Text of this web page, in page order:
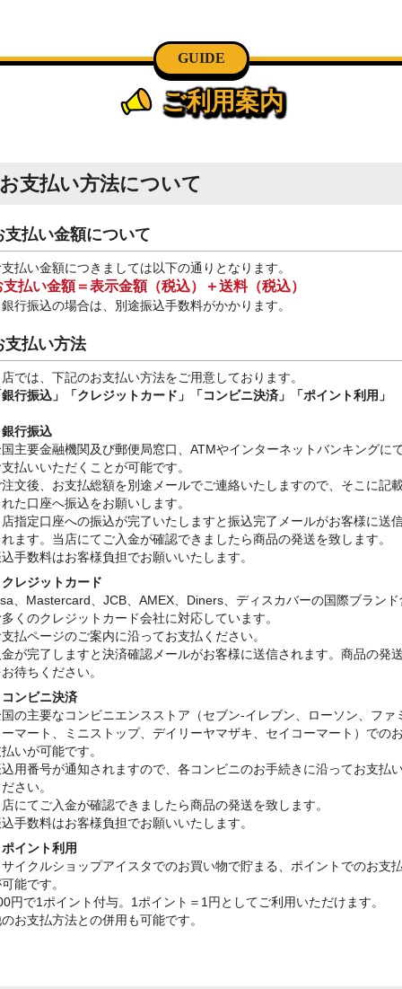
GUIDE
ご利用案内
お支払い方法について
支払い金額について
払い金額につきましては以下の通りとなります。
支払い金額＝表示金額（税込）＋送料（税込）
行振込の場合は、別途振込手数料がかかります。
支払い方法
では、下記のお支払い方法をご用意しております。
行振込」
「クレジットカード」「コンビニ決済」「ポイント利用」
行振込
主要金融機関及び郵便局窓口、ATMやインターネットバンキングに
払いいただくことが可能です。
文後、お支払総額を別途メールでご連絡いたしますので、そこに記
た口座へ振込をお願いします。
指定口座への振込が完了いたしますと振込完了メールがお客様に送
ます。当店にてご入金が確認できましたら商品の発送を致します。
手数料はお客様負担でお願いいたします。
レジットカード
、Mastercard、JCB、AMEX、Diners、ディスカバーの国際ブランド
くのクレジットカード会社に対応しています。
払ページのご案内に沿ってお支払ください。
が完了しますと決済確認メールがお客様に送信されます。商品の発
待ちください。
ンビニ決済
の主要なコンビニエンスストア（セブン-イレブン、ローソン、ファ
マート、ミニストップ、デイリーヤマザキ、セイコーマート）での
いが可能です。
用番号が通知されますので、各コンビニのお手続きに沿ってお支払
さい。
にてご入金が確認できましたら商品の発送を致します。
手数料はお客様負担でお願いいたします。
イント利用
イクルショップアイスタでのお買い物で貯まる、ポイントでのお支
能です。
円で1ポイント付与。1ポイント＝1円としてご利用いただけます。
お支払方法との併用も可能です。